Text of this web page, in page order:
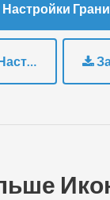
Настройки